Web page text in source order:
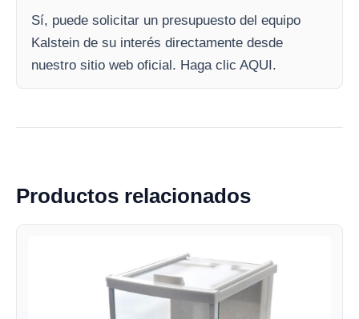
Sí, puede solicitar un presupuesto del equipo
Kalstein de su interés directamente desde
nuestro sitio web oficial. Haga clic AQUI.
Productos relacionados